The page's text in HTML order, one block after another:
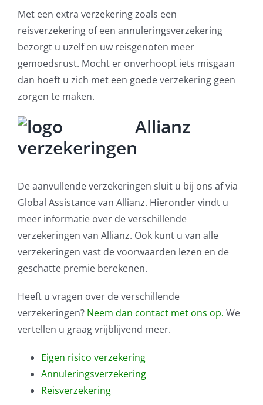
Met een extra verzekering zoals een
reisverzekering of een annuleringsverzekering
bezorgt u uzelf en uw reisgenoten meer
gemoedsrust. Mocht er onverhoopt iets misgaan
dan hoeft u zich met een goede verzekering geen
zorgen te maken.
Allianz
verzekeringen
De aanvullende verzekeringen sluit u bij ons af via
Global Assistance van Allianz. Hieronder vindt u
meer informatie over de verschillende
verzekeringen van Allianz. Ook kunt u van alle
verzekeringen vast de voorwaarden lezen en de
geschatte premie berekenen.
Heeft u vragen over de verschillende
verzekeringen? Neem dan contact met ons op. We
vertellen u graag vrijblijvend meer.
Eigen risico verzekering
Annuleringsverzekering
Reisverzekering